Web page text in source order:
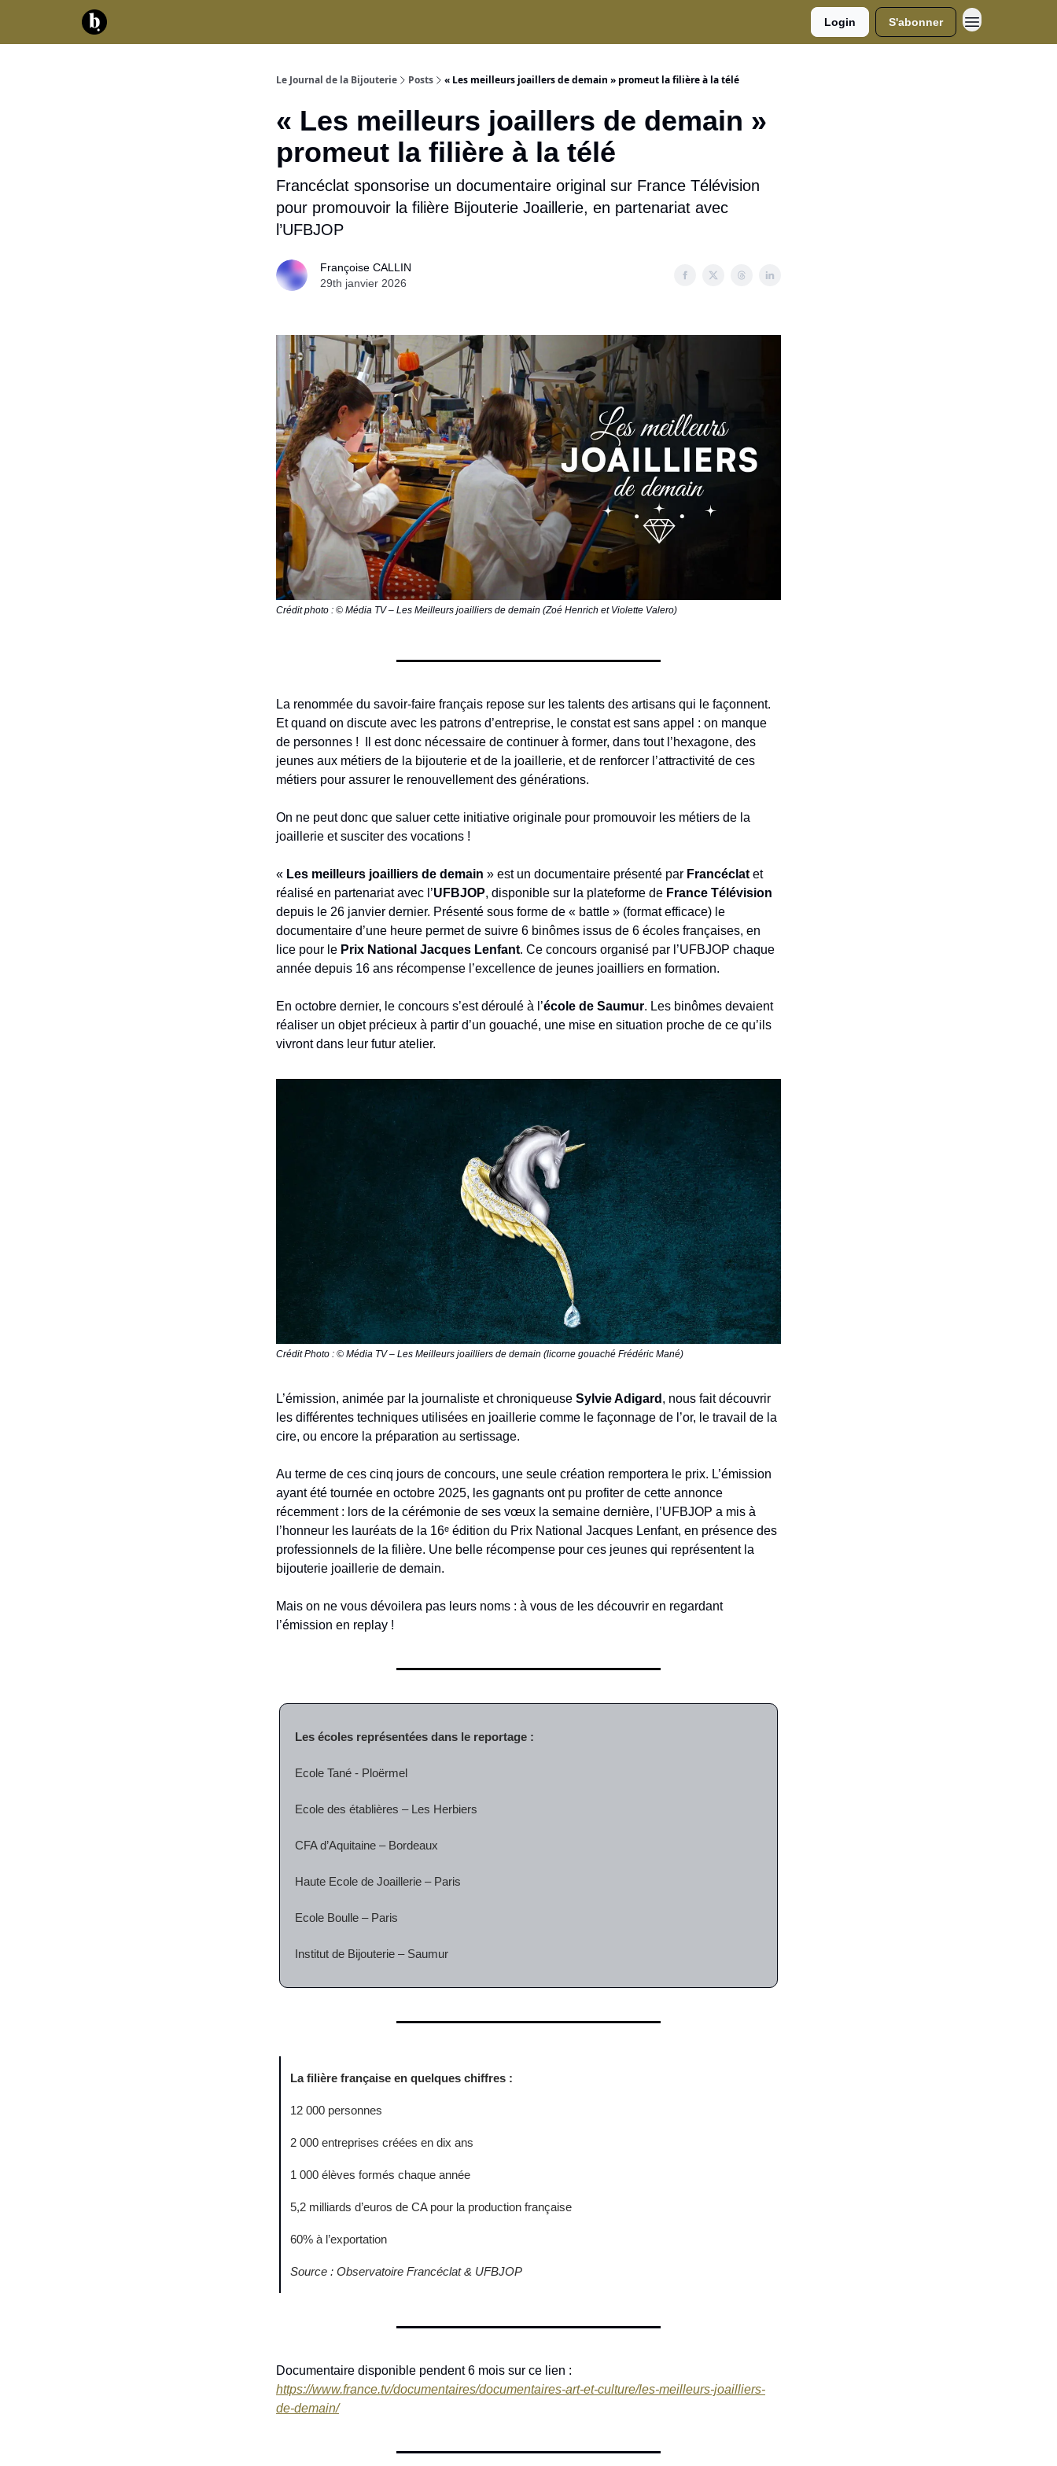
Login S'abonner
Le Journal de la Bijouterie Posts « Les meilleurs joaillers de demain » promeut la filière à la télé
« Les meilleurs joaillers de demain »
promeut la filière à la télé
Francéclat sponsorise un documentaire original sur France Télévision
pour promouvoir la filière Bijouterie Joaillerie, en partenariat avec
l’UFBJOP
Françoise CALLIN
29th janvier 2026
Crédit photo : © Média TV – Les Meilleurs joailliers de demain (Zoé Henrich et Violette Valero)
La renommée du savoir-faire français repose sur les talents des artisans qui le façonnent.
Et quand on discute avec les patrons d’entreprise, le constat est sans appel : on manque
de personnes ! Il est donc nécessaire de continuer à former, dans tout l’hexagone, des
jeunes aux métiers de la bijouterie et de la joaillerie, et de renforcer l’attractivité de ces
métiers pour assurer le renouvellement des générations.
On ne peut donc que saluer cette initiative originale pour promouvoir les métiers de la
joaillerie et susciter des vocations !
« Les meilleurs joailliers de demain » est un documentaire présenté par Francéclat et
réalisé en partenariat avec l’UFBJOP, disponible sur la plateforme de France Télévision
depuis le 26 janvier dernier. Présenté sous forme de « battle » (format efficace) le
documentaire d’une heure permet de suivre 6 binômes issus de 6 écoles françaises, en
lice pour le Prix National Jacques Lenfant. Ce concours organisé par l’UFBJOP chaque
année depuis 16 ans récompense l’excellence de jeunes joailliers en formation.
En octobre dernier, le concours s’est déroulé à l’école de Saumur. Les binômes devaient
réaliser un objet précieux à partir d’un gouaché, une mise en situation proche de ce qu’ils
vivront dans leur futur atelier.
Crédit Photo : © Média TV – Les Meilleurs joailliers de demain (licorne gouaché Frédéric Mané)
L’émission, animée par la journaliste et chroniqueuse Sylvie Adigard , nous fait découvrir
les différentes techniques utilisées en joaillerie comme le façonnage de l’or, le travail de la
cire, ou encore la préparation au sertissage.
Au terme de ces cinq jours de concours, une seule création remportera le prix. L’émission
ayant été tournée en octobre 2025, les gagnants ont pu profiter de cette annonce
récemment : lors de la cérémonie de ses vœux la semaine dernière, l’UFBJOP a mis à
l’honneur les lauréats de la 16ᵉ édition du Prix National Jacques Lenfant, en présence des
professionnels de la filière. Une belle récompense pour ces jeunes qui représentent la
bijouterie joaillerie de demain.
Mais on ne vous dévoilera pas leurs noms : à vous de les découvrir en regardant
l’émission en replay !
Les écoles représentées dans le reportage :
Ecole Tané - Ploërmel
Ecole des établières – Les Herbiers
CFA d’Aquitaine – Bordeaux
Haute Ecole de Joaillerie – Paris
Ecole Boulle – Paris
Institut de Bijouterie – Saumur
La filière française en quelques chiffres :
12 000 personnes
2 000 entreprises créées en dix ans
1 000 élèves formés chaque année
5,2 milliards d’euros de CA pour la production française
60% à l’exportation
Source : Observatoire Francéclat & UFBJOP
Documentaire disponible pendent 6 mois sur ce lien :
https://www.france.tv/documentaires/documentaires-art-et-culture/les-meilleurs-joailliers-
de-demain/